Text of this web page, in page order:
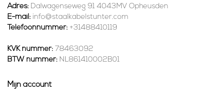
Adres: Dalwagenseweg 91 4043MV Opheusden
E-mail: info@staalkabelstunter.com
Telefoonnummer: +31488410119
KVK nummer: 78463092
BTW nummer: NL861410002B01
Mijn account